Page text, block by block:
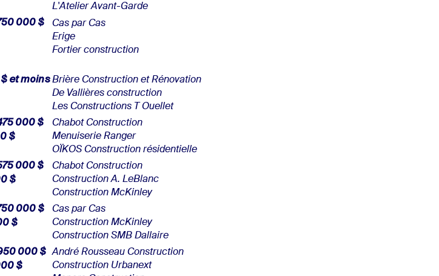
L'Atelier Avant-Garde
000 $
Cas par Cas
Erige
Fortier construction
et moinsBrière Construction et Rénovation
De Vallières construction
Les Constructions T Ouellet
000 $
$
Chabot Construction
Menuiserie Ranger
OÏKOS Construction résidentielle
000 $
$
Chabot Construction
Construction A. LeBlanc
Construction McKinley
000 $
$
Cas par Cas
Construction McKinley
Construction SMB Dallaire
000 $
$
André Rousseau Construction
Construction Urbanext